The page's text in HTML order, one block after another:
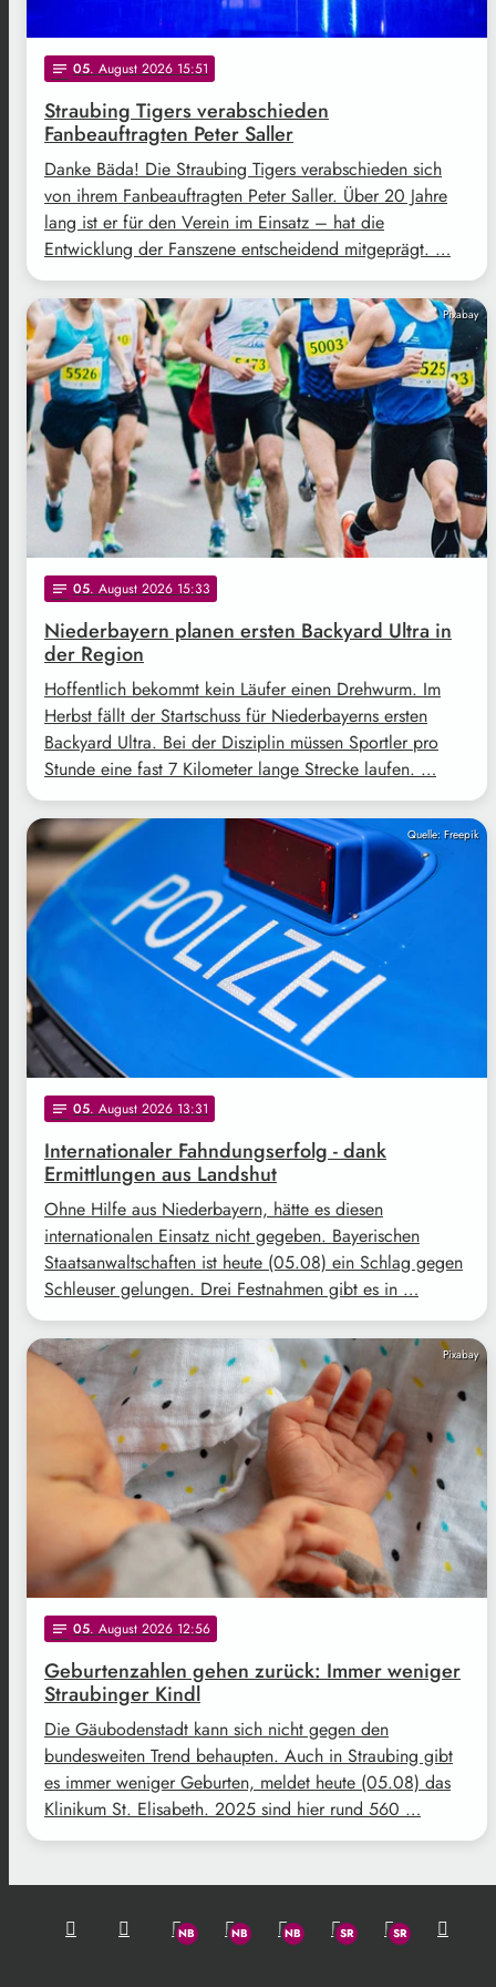
notes 05. August 2026 15:51
Straubing Tigers verabschieden
Fanbeauftragten Peter Saller
Danke Bäda! Die Straubing Tigers verabschieden sich
von ihrem Fanbeauftragten Peter Saller. Über 20 Jahre
lang ist er für den Verein im Einsatz – hat die
Entwicklung der Fanszene entscheidend mitgeprägt. …
Pixabay
notes 05. August 2026 15:33
Niederbayern planen ersten Backyard Ultra in
der Region
Hoffentlich bekommt kein Läufer einen Drehwurm. Im
Herbst fällt der Startschuss für Niederbayerns ersten
Backyard Ultra. Bei der Disziplin müssen Sportler pro
Stunde eine fast 7 Kilometer lange Strecke laufen. …
Quelle: Freepik
notes 05. August 2026 13:31
Internationaler Fahndungserfolg - dank
Ermittlungen aus Landshut
Ohne Hilfe aus Niederbayern, hätte es diesen
internationalen Einsatz nicht gegeben. Bayerischen
Staatsanwaltschaften ist heute (05.08) ein Schlag gegen
Schleuser gelungen. Drei Festnahmen gibt es in …
Pixabay
notes 05. August 2026 12:56
Geburtenzahlen gehen zurück: Immer weniger
Straubinger Kindl
Die Gäubodenstadt kann sich nicht gegen den
bundesweiten Trend behaupten. Auch in Straubing gibt
es immer weniger Geburten, meldet heute (05.08) das
Klinikum St. Elisabeth. 2025 sind hier rund 560 …